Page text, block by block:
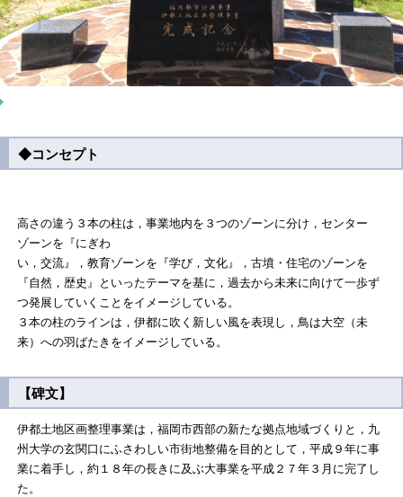
◆コンセプト
高さの違う３本の柱は，事業地内を３つのゾーンに分け，センター
ゾーンを『にぎわ
い，交流』，教育ゾーンを『学び，文化』，古墳・住宅のゾーンを
『自然，歴史』といったテーマを基に，過去から未来に向けて一歩ず
つ発展していくことをイメージしている。
３本の柱のラインは，伊都に吹く新しい風を表現し，鳥は大空（未
来）への羽ばたきをイメージしている。
【碑文】
伊都土地区画整理事業は，福岡市西部の新たな拠点地域づくりと，九
州大学の玄関口にふさわしい市街地整備を目的として，平成９年に事
業に着手し，約１８年の長きに及ぶ大事業を平成２７年３月に完了し
た。